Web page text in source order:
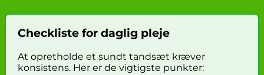
Checkliste for daglig pleje
At opretholde et sundt tandsæt kræver
konsistens. Her er de vigtigste punkter: